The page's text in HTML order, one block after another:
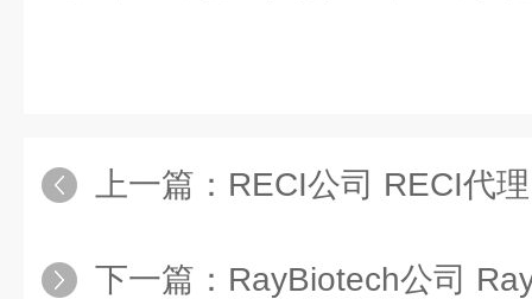
上一篇： RECI公司 RECI代理
下一篇： RayBiotech公司